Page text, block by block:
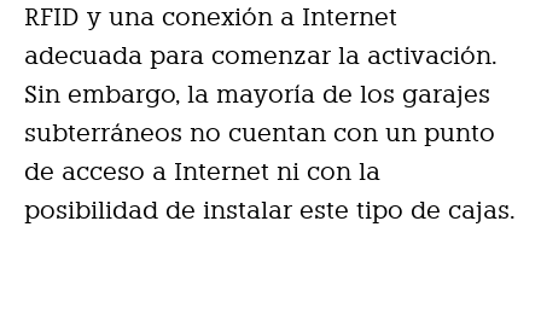
RFID y una conexión a Internet
adecuada para comenzar la activación.
Sin embargo, la mayoría de los garajes
subterráneos no cuentan con un punto
de acceso a Internet ni con la
posibilidad de instalar este tipo de cajas.